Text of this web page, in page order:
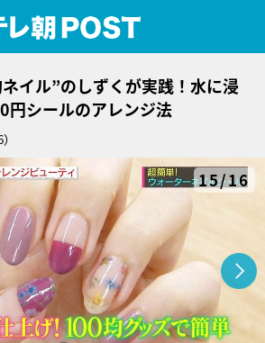
イル”のしずくが実践！水に浸
円シールのアレンジ法
15/16